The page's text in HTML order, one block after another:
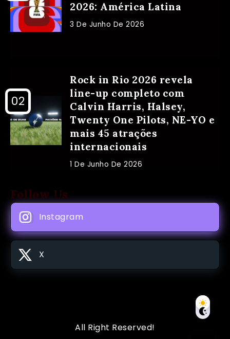
2026: América Latina
3 De Junho De 2026
Rock in Rio 2026 revela
line-up completo com
Calvin Harris, Halsey,
Twenty One Pilots, NE-YO e
mais 45 atrações
internacionais
1 De Junho De 2026
Follow Us
Instagram
X
All Right Reserved!